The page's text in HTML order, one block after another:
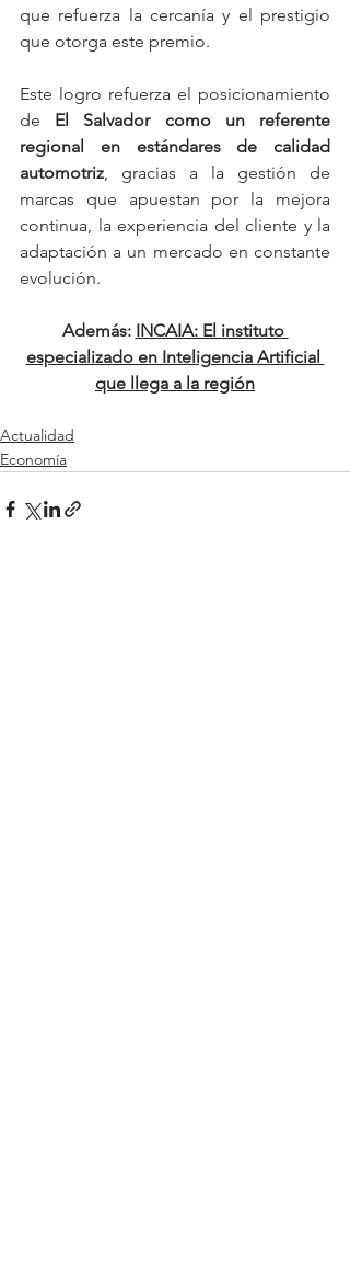
que refuerza la cercanía y el prestigio
que otorga este premio.
Este logro refuerza el posicionamiento
de El Salvador como un referente
regional en estándares de calidad
automotriz, gracias a la gestión de
marcas que apuestan por la mejora
continua, la experiencia del cliente y la
adaptación a un mercado en constante
evolución.
Además: INCAIA: El instituto
especializado en Inteligencia Artificial
que llega a la región
Actualidad
Economía